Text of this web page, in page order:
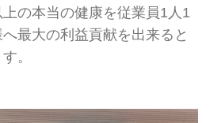
の本当の健康を従業員1人1
最大の利益貢献を出来ると
。